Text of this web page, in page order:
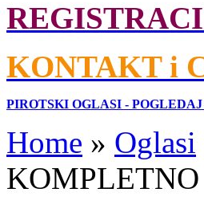
KONTAKT i
PIROTSKI OGLASI -
Home » Oglasi